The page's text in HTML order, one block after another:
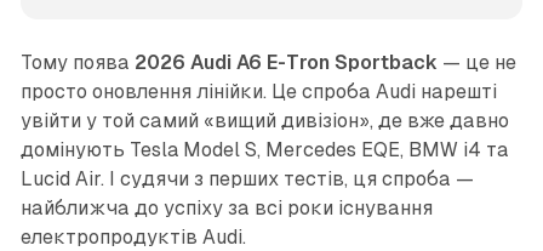
Тому поява 2026 Audi A6 E-Tron Sportback — це не
просто оновлення лінійки. Це спроба Audi нарешті
увійти у той самий «вищий дивізіон», де вже давно
домінують Tesla Model S, Mercedes EQE, BMW i4 та
Lucid Air. І судячи з перших тестів, ця спроба —
найближча до успіху за всі роки існування
електропродуктів Audi.